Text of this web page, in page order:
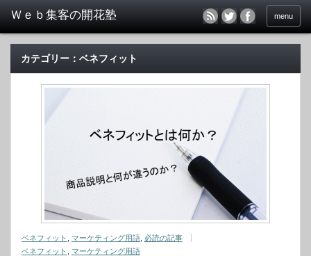
menu
カテゴリー：ベネフィット
ベネフィット マーケティング用語 必読の記事
ベネフィット
マーケティング用語